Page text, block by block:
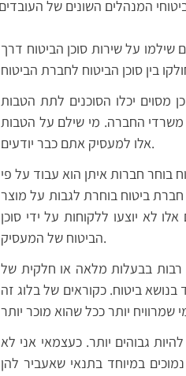
שילמו על שירות סוכן הביטוח דרך
מסוים יכלו הסוכנים לתת הטבות
משרדי החברה. מי שילם על הטבות
אלו למעסיק אתם כבר יודעים.
בוחר חברות איתן הוא עבוד על פי
ביטוח בוחרת לגבות על מוצר
לא יוצעו ללקוחות על ידי סוכן
הביטוח של המעסיק.
רבות בבעלות מלאה או חלקית של
ביטוח. כקוראים של בלוג זה
גבוהים יותר. כעצמאי אני לא
במיוחד בתנאי שאעביר להן